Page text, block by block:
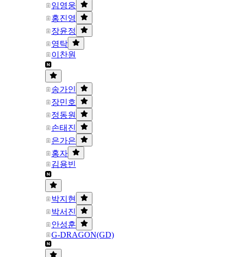
임영웅
홍진영
장윤정
영탁
이찬원
송가인
장민호
정동원
손태진
은가은
홍자
김용빈
박지현
박서진
안성훈
G-DRAGON(GD)